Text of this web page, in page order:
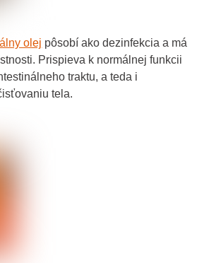
olej pôsobí ako dezinfekcia a má
Prispieva k normálnej funkcii
traktu, a teda i
tela.